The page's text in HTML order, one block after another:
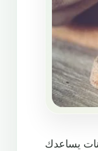
يساعدك